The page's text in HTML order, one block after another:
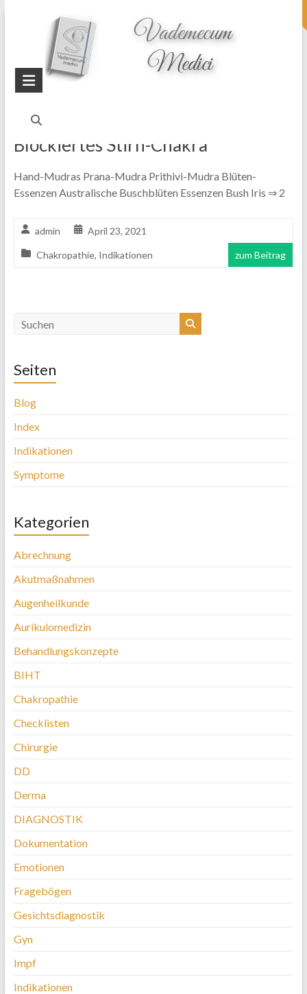
topheader
Startseite
Blog
Stirn-Chakra-Blockierung
Blockiertes Stirn-Chakra
Hand-Mudras Prana-Mudra Prithivi-Mudra Blüten-
Essenzen Australische Buschblüten Essenzen Bush Iris ⇒ 2
admin April 23, 2021
Chakropathie, Indikationen zum Beitrag
Seiten
Blog
Index
Indikationen
Symptome
Kategorien
Abrechnung
Akutmaßnahmen
Augenheilkunde
Aurikulomedizin
Behandlungskonzepte
BIHT
Chakropathie
Checklisten
Chirurgie
DD
Derma
DIAGNOSTIK
Dokumentation
Emotionen
Fragebögen
Gesichtsdiagnostik
Gyn
Impf
Indikationen